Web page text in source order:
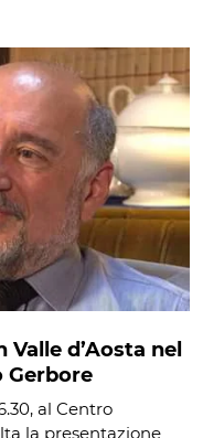
d’Aosta nel
Gerbore
al Centro
la presentazione